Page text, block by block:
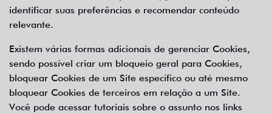
identificar suas preferências e recomendar conteúdo
relevante.
Existem várias formas adicionais de gerenciar Cookies,
sendo possível criar um bloqueio geral para Cookies,
bloquear Cookies de um Site específico ou até mesmo
bloquear Cookies de terceiros em relação a um Site.
Você pode acessar tutoriais sobre o assunto nos links